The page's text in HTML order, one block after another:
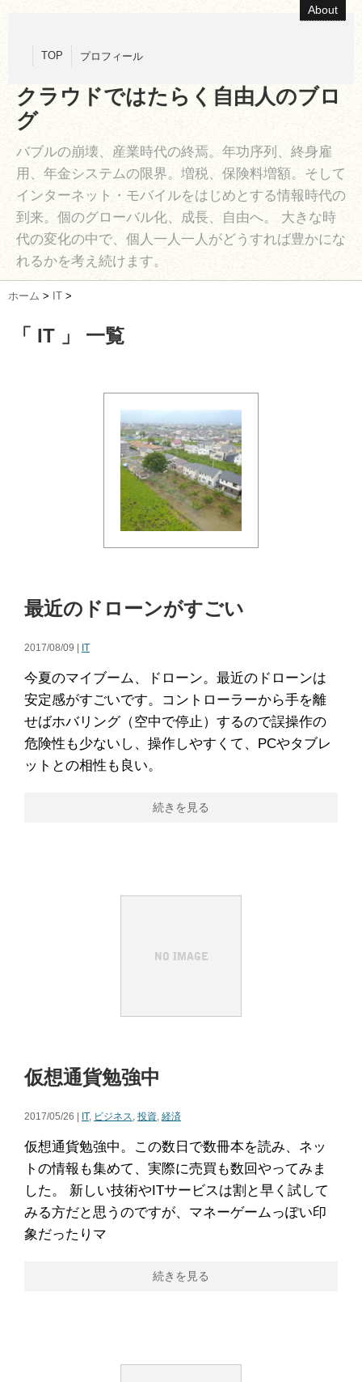
About
TOP プロフィール
クラウドではたらく自由人のブロ
グ
バブルの崩壊、産業時代の終焉。年功序列、終身雇
用、年金システムの限界。増税、保険料増額。そして
インターネット・モバイルをはじめとする情報時代の
到来。個のグローバル化、成長、自由へ。 大きな時
代の変化の中で、個人一人一人がどうすれば豊かにな
れるかを考え続けます。
ホーム > IT >
「 IT 」 一覧
最近のドローンがすごい
2017/08/09 | IT
今夏のマイブーム、ドローン。最近のドローンは
安定感がすごいです。コントローラーから手を離
せばホバリング（空中で停止）するので誤操作の
危険性も少ないし、操作しやすくて、PCやタブレ
ットとの相性も良い。
続きを見る
仮想通貨勉強中
2017/05/26 | IT, ビジネス, 投資, 経済
仮想通貨勉強中。この数日で数冊本を読み、ネッ
トの情報も集めて、実際に売買も数回やってみま
した。 新しい技術やITサービスは割と早く試して
みる方だと思うのですが、マネーゲームっぽい印
象だったりマ
続きを見る